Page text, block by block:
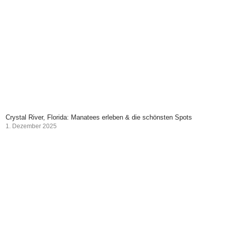
Crystal River, Florida: Manatees erleben & die schönsten Spots
1. Dezember 2025